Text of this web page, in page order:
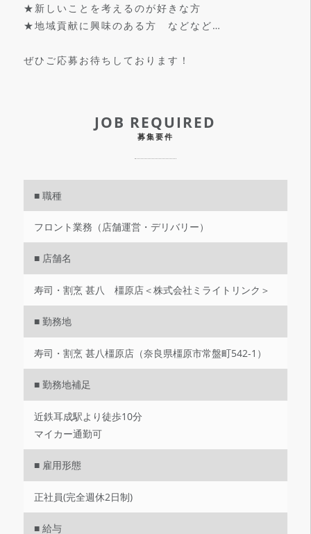
★新しいことを考えるのが好きな方
★地域貢献に興味のある方 などなど…
ぜひご応募お待ちしております！
JOB REQUIRED
募集要件
■ 職種
フロント業務（店舗運営・デリバリー）
■ 店舗名
寿司・割烹 甚八 橿原店＜株式会社ミライトリンク＞
■ 勤務地
寿司・割烹 甚八橿原店（奈良県橿原市常盤町542-1）
■ 勤務地補足
近鉄耳成駅より徒歩10分
マイカー通勤可
■ 雇用形態
正社員(完全週休2日制)
■ 給与